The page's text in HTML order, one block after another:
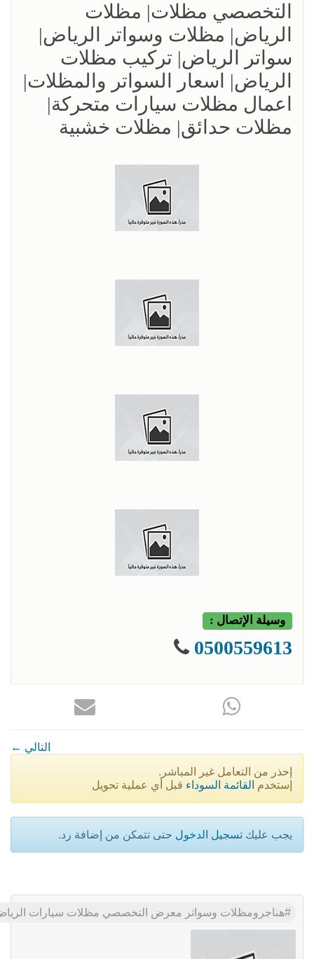
التخصصي مظلات| مظلات
الرياض| مظلات وسواتر الرياض|
سواتر الرياض| تركيب مظلات
الرياض| اسعار السواتر والمظلات|
اعمال مظلات سيارات متحركة|
مظلات حدائق| مظلات خشبية
وسيلة الإتصال :
0500559613
← التالي
إحذر من التعامل غير المباشر.
إستخدم القائمة السوداء قبل أي عملية تحويل
يجب عليك تسجيل الدخول حتى تتمكن من إضافة رد.
هناجرومظلات وسواتر معرض التخصصي مظلات سيارات الرياض 0500559613 تركيب خامات الاوربيه والكوريه لمواقف